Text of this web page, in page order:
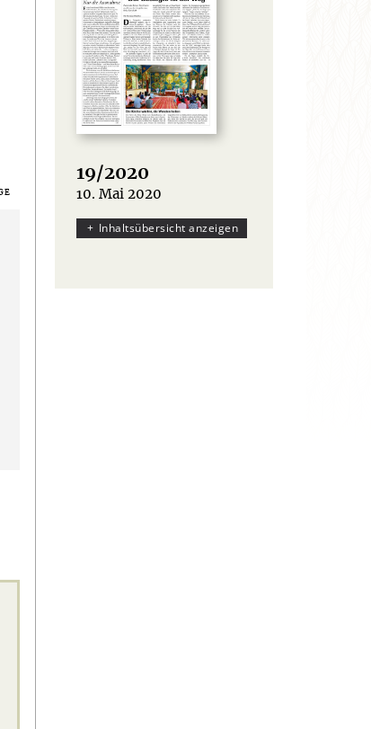
19/2020
:
10. Mai 2020
Inhaltsübersicht anzeigen